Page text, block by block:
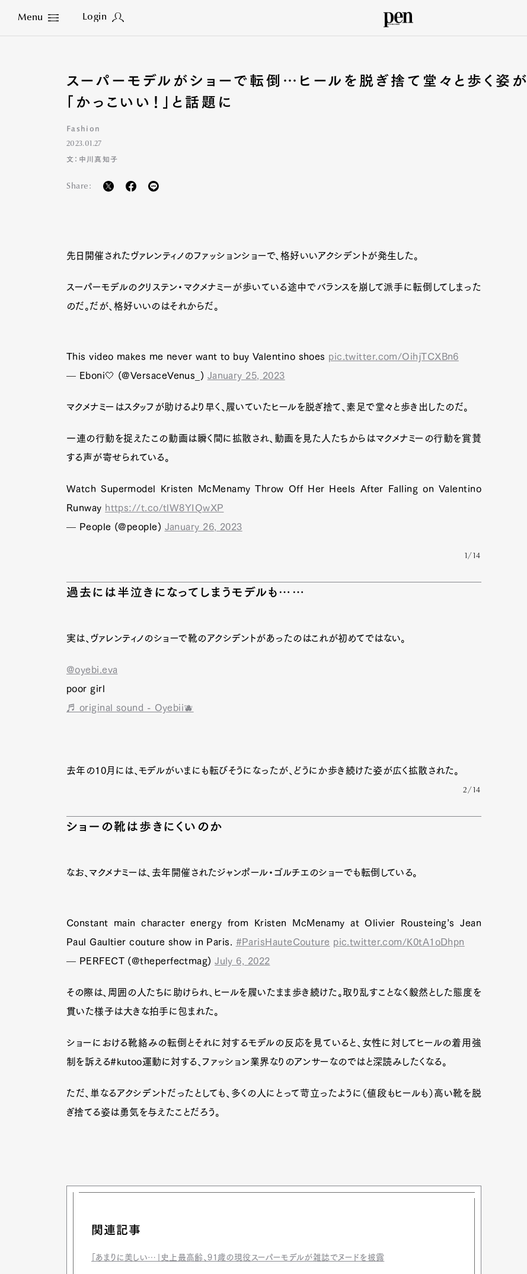
Menu Login
Close
Art&Design Watch
スーパーモデルがショーで転倒…ヒールを脱ぎ捨て堂々と歩く姿が
「かっこいい！」と話題に
Fashion
2023.01.27
文：中川真知子
Share:
先日開催されたヴァレンティノのファッションショーで、格好いいアクシデントが発生した。
スーパーモデルのクリステン・マクメナミーが歩いている途中でバランスを崩して派手に転倒してしまった
のだ。だが、格好いいのはそれからだ。
This video makes me never want to buy Valentino shoes pic.twitter.com/OihjTCXBn6
— Eboni🤍 (@VersaceVenus_) January 25, 2023
マクメナミーはスタッフが助けるより早く、履いていたヒールを脱ぎ捨て、素足で堂々と歩き出したのだ。
一連の行動を捉えたこの動画は瞬く間に拡散され、動画を見た人たちからはマクメナミーの行動を賞賛
する声が寄せられている。
Watch Supermodel Kristen McMenamy Throw Off Her Heels After Falling on Valentino
Runway https://t.co/tlW8YIQwXP
— People (@people) January 26, 2023
1/14
過去には半泣きになってしまうモデルも……
実は、ヴァレンティノのショーで靴のアクシデントがあったのはこれが初めてではない。
@oyebi.eva
poor girl
♬ original sound - Oyebii🫐
去年の10月には、モデルがいまにも転びそうになったが、どうにか歩き続けた姿が広く拡散された。
2/14
ショーの靴は歩きにくいのか
なお、マクメナミーは、去年開催されたジャンポール・ゴルチエのショーでも転倒している。
Constant main character energy from Kristen McMenamy at Olivier Rousteing’s Jean
Paul Gaultier couture show in Paris. #ParisHauteCouture pic.twitter.com/K0tA1oDhpn
— PERFECT (@theperfectmag)July 6, 2022
その際は、周囲の人たちに助けられ、ヒールを履いたまま歩き続けた。取り乱すことなく毅然とした態度を
貫いた様子は大きな拍手に包まれた。
ショーにおける靴絡みの転倒とそれに対するモデルの反応を見ていると、女性に対してヒールの着用強
制を訴える#kutoo運動に対する、ファッション業界なりのアンサーなのではと深読みしたくなる。
ただ、単なるアクシデントだったとしても、多くの人にとって苛立ったように（値段もヒールも）高い靴を脱
ぎ捨てる姿は勇気を与えたことだろう。
関連記事
「あまりに美しい…」史上最高齢、91歳の現役スーパーモデルが雑誌でヌードを披露